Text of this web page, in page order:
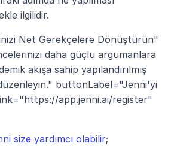
ilgilidir.
Net Gerekçelere Dönüştürün"
daha güçlü argümanlara
akışa sahip yapılandırılmış
buttonLabel="Jenni'yi
app.jenni.ai/register"
size yardımcı olabilir;